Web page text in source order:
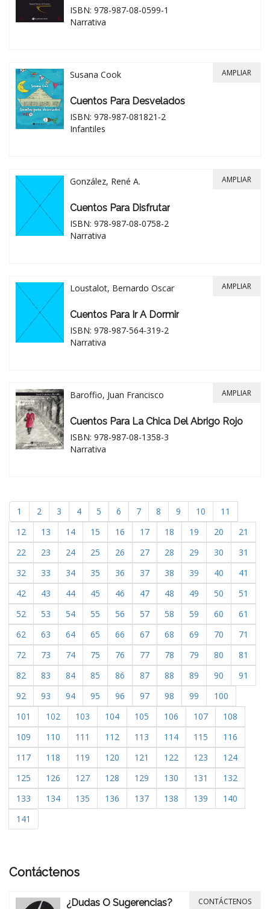
ISBN: 978-987-08-0599-1
Narrativa
Susana Cook
Cuentos Para Desvelados
ISBN: 978-987-081821-2
Infantiles
AMPLIAR
González, René A.
Cuentos Para Disfrutar
ISBN: 978-987-08-0758-2
Narrativa
AMPLIAR
Loustalot, Bernardo Oscar
Cuentos Para Ir A Dormir
ISBN: 978-987-564-319-2
Narrativa
AMPLIAR
Baroffio, Juan Francisco
Cuentos Para La Chica Del Abrigo Rojo
ISBN: 978-987-08-1358-3
Narrativa
AMPLIAR
1 2 3 4 5 6 7 8 9 10
11
12
13 14 15 16 17 18 19 20
21
22
23 24 25 26 27 28 29 30
31
32
33 34 35 36 37 38 39 40
41
42
43 44 45 46 47 48 49 50
51
52
53 54 55 56 57 58 59 60
61
62
63 64 65 66 67 68 69 70
71
72
73 74 75 76 77 78 79 80
81
82
83 84 85 86 87 88 89 90
91
92
93 94 95 96 97 98 99
100
101
102 103 104 105 106 107
108
109
110 111 112 113 114 115
116
117
118 119 120 121 122 123
124
125
126 127 128 129 130 131
132
133
134 135 136 137 138 139
140
141
Contáctenos
¿Dudas O Sugerencias?
CONTÁCTENOS